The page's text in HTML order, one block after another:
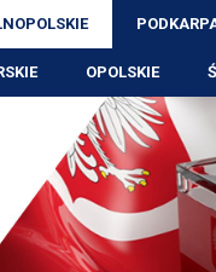
OPOLSKIE